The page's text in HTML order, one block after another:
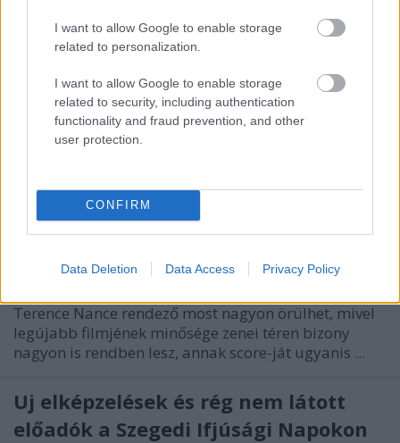
I want to allow Google to enable storage
related to personalization.
I want to allow Google to enable storage
related to security, including authentication
functionality and fraud prevention, and other
user protection.
CONFIRM
Data Deletion Data Access Privacy Policy
Indie filmben zenél Flying Lotus
Lángoló Gitárok •2013. április 26.
Terence Nance rendező most nagyon örülhet, mivel
legújabb filmjének minősége zenei téren bizony
nagyon is rendben lesz, annak score-ját ugyanis ...
Új elképzelések és rég nem látott
előadók a Szegedi Ifjúsági Napokon